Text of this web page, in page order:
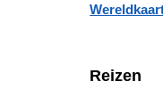
Reizen